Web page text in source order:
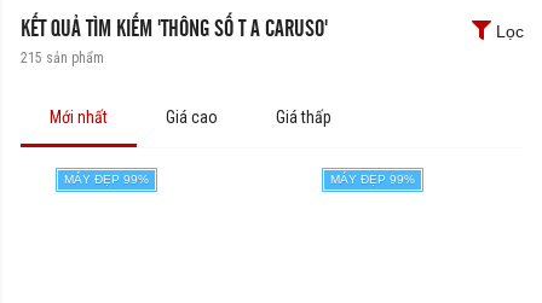
KẾT QUẢ TÌM KIẾM 'THÔNG SỐ T A CARUSO'
215 sản phẩm
Lọc
Mới nhất Giá cao Giá thấp
MÁY ĐẸP 99% MÁY ĐẸP 99%